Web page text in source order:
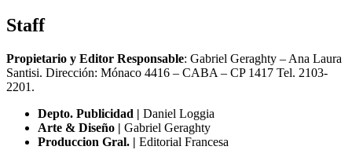
Staff
Propietario y Editor Responsable: Gabriel Geraghty – Ana Laura
Santisi. Dirección: Mónaco 4416 – CABA – CP 1417 Tel. 2103-
2201.
Depto. Publicidad | Daniel Loggia
Arte & Diseño | Gabriel Geraghty
Produccion Gral. | Editorial Francesa